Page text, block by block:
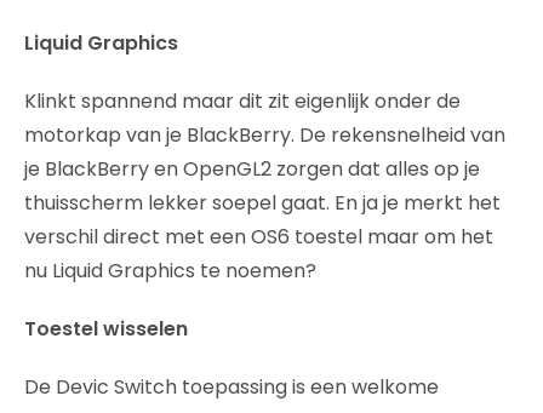
Liquid Graphics
Klinkt spannend maar dit zit eigenlijk onder de
motorkap van je BlackBerry. De rekensnelheid van
je BlackBerry en OpenGL2 zorgen dat alles op je
thuisscherm lekker soepel gaat. En ja je merkt het
verschil direct met een OS6 toestel maar om het
nu Liquid Graphics te noemen?
Toestel wisselen
De Devic Switch toepassing is een welkome